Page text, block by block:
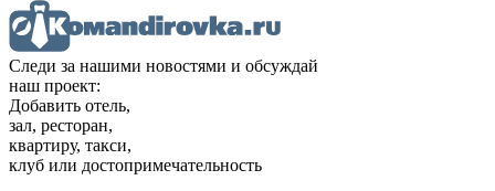
Следи за нашими новостями и обсуждай
наш проект:
Добавить отель,
зал, ресторан,
квартиру, такси,
клуб или достопримечательность